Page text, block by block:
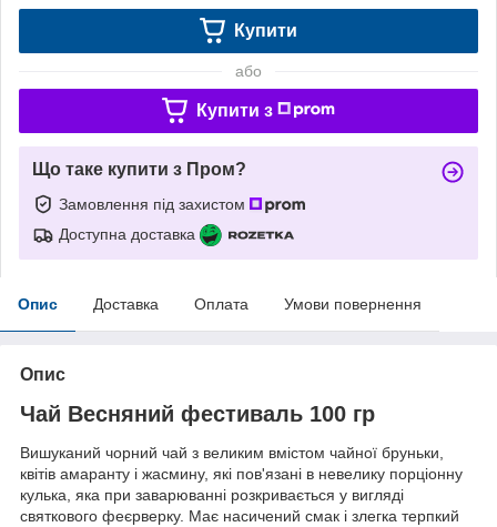
Купити
або
Купити з
Що таке купити з Пром?
Замовлення під захистом
Доступна доставка
Опис Доставка Оплата Умови повернення
Опис
Чай Весняний фестиваль 100 гр
Вишуканий чорний чай з великим вмістом чайної бруньки,
квітів амаранту і жасмину, які пов'язані в невелику порціонну
кулька, яка при заварюванні розкривається у вигляді
святкового феєрверку. Має насичений смак і злегка терпкий